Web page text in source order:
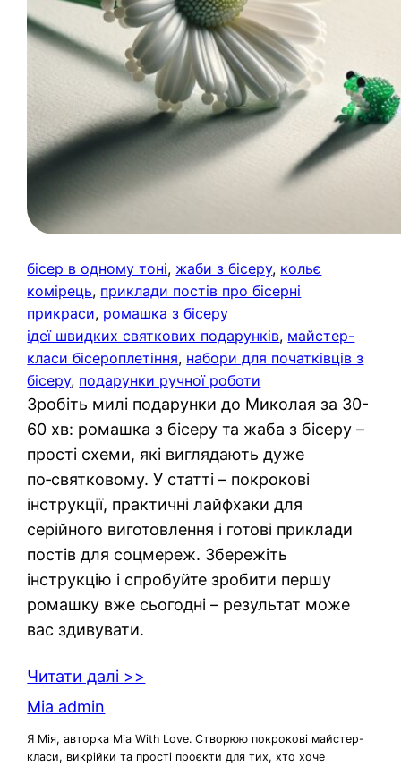
бісер в одному тоні, жаби з бісеру, кольє
комірець, приклади постів про бісерні
прикраси, ромашка з бісеру
ідеї швидких святкових подарунків, майстер-
класи бісероплетіння, набори для початківців з
бісеру, подарунки ручної роботи
Зробіть милі подарунки до Миколая за 30-
60 хв: ромашка з бісеру та жаба з бісеру –
прості схеми, які виглядають дуже
по‑святковому. У статті – покрокові
інструкції, практичні лайфхаки для
серійного виготовлення і готові приклади
постів для соцмереж. Збережіть
інструкцію і спробуйте зробити першу
ромашку вже сьогодні – результат може
вас здивувати.
Читати далі >>
Mia admin
Я Мія, авторка Mia With Love. Створюю покрокові майстер-
класи, викрійки та прості проєкти для тих, хто хоче